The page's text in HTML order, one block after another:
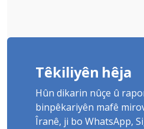
Têkiliyên hêja
Hûn dikarin nûçe û
binpêkariyên mafê
Îranê, ji bo WhatsApp,